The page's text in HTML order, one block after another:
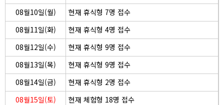
08월10일(월)
현재 휴식형 7명 접수
08월11일(화)
현재 휴식형 4명 접수
08월12일(수)
현재 휴식형 9명 접수
08월13일(목)
현재 휴식형 9명 접수
08월14일(금)
현재 휴식형 2명 접수
08월15일(토)
현재 체험형 18명 접수